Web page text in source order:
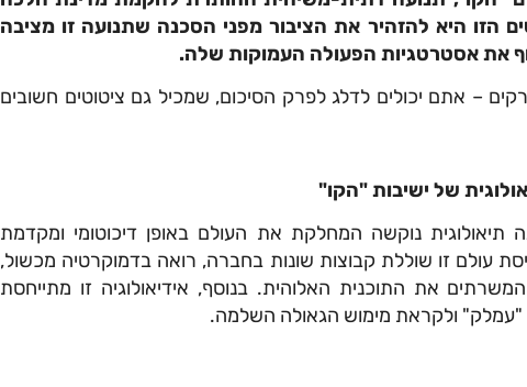
הזו היא להזהיר את הציבור מפני הסכנה שתנועה זו מציבה
את אסטרטגיות הפעולה העמוקות שלה.
– אתם יכולים לדלג לפרק הסיכום, שמכיל גם ציטוטים חשובים
נוקשה המחלקת את העולם באופן דיכוטומי ומקדמת
עולם זו שוללת קבוצות שונות בחברה, רואה בדמוקרטיה מכשול,
המשרתים את התוכנית האלוהית. בנוסף, אידיאולוגיה זו מתייחסת
ולקראת מימוש הגאולה השלמה.